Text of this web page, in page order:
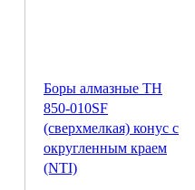
Боры алмазные ТН
850-010SF
(сверхмелкая) конус с
округленным краем
(NTI)